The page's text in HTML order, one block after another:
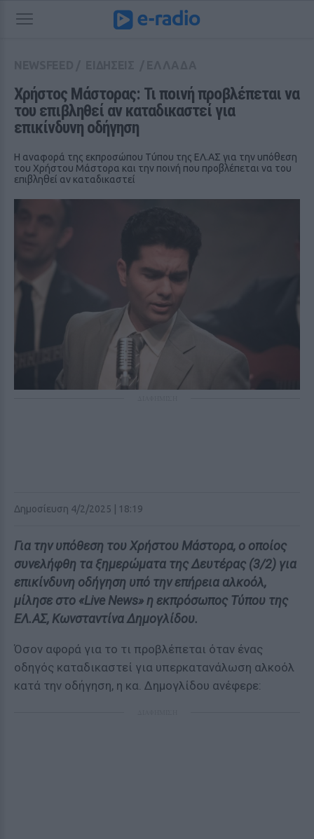
Χρήστος Μάστορας: Τι ποινή προβλέπεται να
του επιβληθεί αν καταδικαστεί για
επικίνδυνη οδήγηση
Η αναφορά της εκπροσώπου Τύπου της ΕΛ.ΑΣ για την υπόθεση
του Χρήστου Μάστορα και την ποινή που προβλέπεται να του
επιβληθεί αν καταδικαστεί
Δημοσίευση 4/2/2025 | 18:19
Για την υπόθεση του Χρήστου Μάστορα, ο οποίος
συνελήφθη τα ξημερώματα της Δευτέρας (3/2) για
επικίνδυνη οδήγηση υπό την επήρεια αλκοόλ,
μίλησε στο «Live News» η εκπρόσωπος Τύπου της
ΕΛ.ΑΣ, Κωνσταντίνα Δημογλίδου.
Όσον αφορά για το τι προβλέπεται όταν ένας
οδηγός καταδικαστεί για υπερκατανάλωση αλκοόλ
κατά την οδήγηση, η κα. Δημογλίδου ανέφερε: